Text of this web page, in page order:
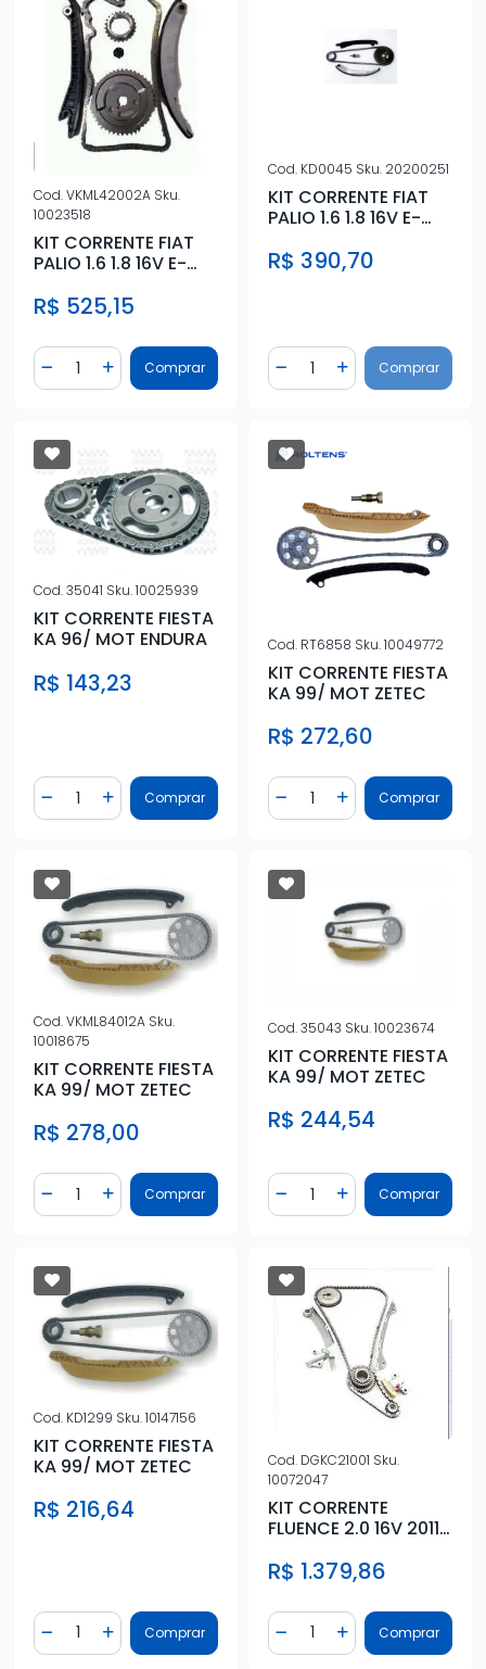
Cod.VKML42002A Sku.
10023518
KIT CORRENTE FIAT
PALIO 1.6 1.8 16V E-
R$ 525,15
Diminuir Quantidade
Quantidade
Adicionar Quantidade
Comprar
Cod. KD0045 Sku. 20200251
KIT CORRENTE FIAT
PALIO 1.6 1.8 16V E-
R$ 390,70
Diminuir Quantidade
Quantidade
AdicionarComprar
Cod.35041 Sku.10025939
KIT CORRENTE FIESTA
KA 96/ MOT ENDURA
R$ 143,23
Diminuir Quantidade
Quantidade
Adicionar Quantidade
Comprar
Cod. RT6858 Sku.10049772
KIT CORRENTE FIESTA
KA 99/ MOT ZETEC
R$ 272,60
Diminuir Quantidade
Quantidade
AdicionarComprar
Cod.VKML84012A Sku.
10018675
KIT CORRENTE FIESTA
KA 99/ MOT ZETEC
R$ 278,00
Diminuir Quantidade
Quantidade
Adicionar Quantidade
Comprar
Cod.35043 Sku.10023674
KIT CORRENTE FIESTA
KA 99/ MOT ZETEC
R$ 244,54
Diminuir Quantidade
Quantidade
AdicionarComprar
Cod. KD1299 Sku.10147156
KIT CORRENTE FIESTA
KA 99/ MOT ZETEC
R$ 216,64
Diminuir Quantidade
Quantidade
Adicionar Quantidade
Comprar
Cod. DGKC21001 Sku.
10072047
KIT CORRENTE
FLUENCE 2.0 16V 2011
R$ 1.379,86
Diminuir Quantidade
Quantidade
AdicionarComprar